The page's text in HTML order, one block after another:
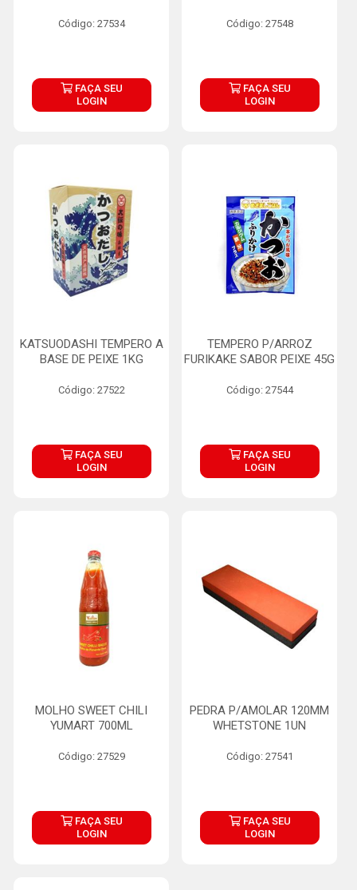
Código: 27534
FAÇA SEU
LOGIN
Código: 27548
FAÇA SEU
LOGIN
KATSUODASHI TEMPERO A
BASE DE PEIXE 1KG
Código: 27522
FAÇA SEU
LOGIN
TEMPERO P/ARROZ
FURIKAKE SABOR PEIXE 45G
Código: 27544
FAÇA SEU
LOGIN
MOLHO SWEET CHILI
YUMART 700ML
Código: 27529
FAÇA SEU
LOGIN
PEDRA P/AMOLAR 120MM
WHETSTONE 1UN
Código: 27541
FAÇA SEU
LOGIN